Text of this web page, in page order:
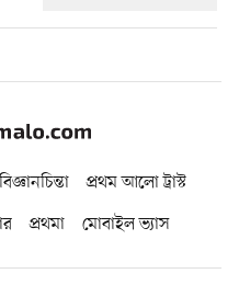
বিজ্ঞানচিন্তা
প্রথম আলো ট্রাস্ট
প্রথমা মোবাইল ভ্যাস